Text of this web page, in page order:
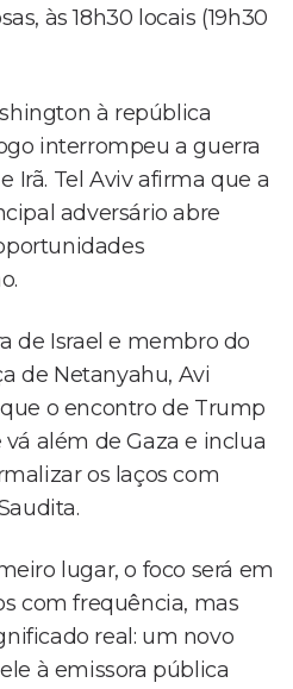
às 18h30 locais (19h30
à república
interrompeu a guerra
Irã. Tel Aviv afirma que a
adversário abre
de Israel e membro do
de Netanyahu, Avi
o encontro de Trump
além de Gaza e inclua
os laços com
lugar, o foco será em
com frequência, mas
real: um novo
à emissora pública